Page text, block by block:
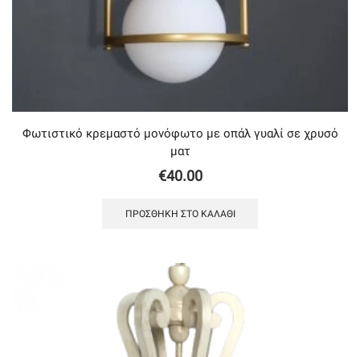
Φωτιστικό κρεμαστό μονόφωτο με οπάλ γυαλί σε χρυσό
ματ
€40.00
ΠΡΟΣΘΉΚΗ ΣΤΟ ΚΑΛΆΘΙ